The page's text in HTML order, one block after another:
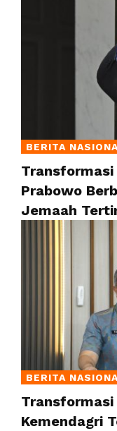
BERITA
Transformasi
Prabowo
Jemaah
BERITA
Transformasi
Kemendagri